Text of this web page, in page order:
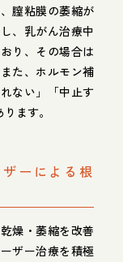
膣粘膜の萎縮が
、乳がん治療中
り、その場合は
た、ホルモン補
ない」「中止す
ます。
ーによる根
燥・萎縮を改善
ザー治療を積極